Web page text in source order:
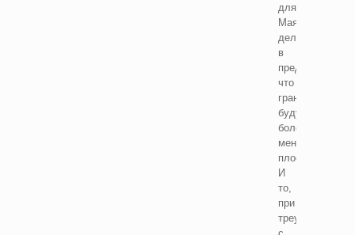
для
Маяка
делался
в
что
грани
будут
более
менее
плоскими.
И
то,
при
треугольнике